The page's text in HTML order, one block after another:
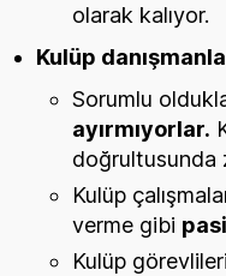
olarak kalıyor.
Kulüp
Sorumlu
ayırmıyorlar.
doğrultusunda
Kulüp
verme gibi
Kulüp